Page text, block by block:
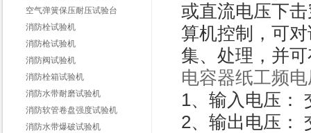
空气弹簧保压耐压试验台
消防栓试验机
消防枪试验机
消防阀试验机
消防栓箱试验机
消防水带耐磨试验机
消防软管卷盘强度试验机
消防水带爆破试验机
或直流电压下
算机控制，可
集、处理，并
电容器纸工频
1、输入电压：
2、输出电